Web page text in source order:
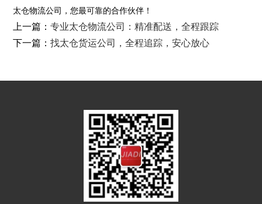
太仓物流公司，您最可靠的合作伙伴！
上一篇：专业太仓物流公司：精准配送，全程跟踪
下一篇：找太仓货运公司，全程追踪，安心放心